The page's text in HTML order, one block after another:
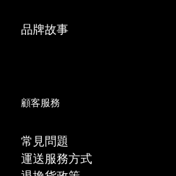
品牌故事
顧客服務
常見問題
運送服務方式